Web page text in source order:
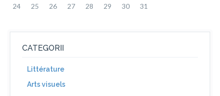
24 25 26 27 28 29 30 31
CATEGORII
Littérature
Arts visuels